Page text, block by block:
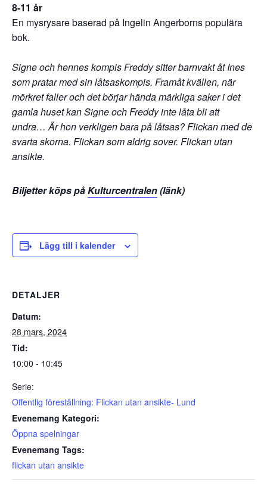
8-11 år
En mysrysare baserad på Ingelin Angerborns populära
bok.
Signe och hennes kompis Freddy sitter barnvakt åt Ines
som pratar med sin låtsaskompis. Framåt kvällen, när
mörkret faller och det börjar hända märkliga saker i det
gamla huset kan Signe och Freddy inte låta bli att
undra… Är hon verkligen bara på låtsas? Flickan med de
svarta skorna. Flickan som aldrig sover. Flickan utan
ansikte.
Biljetter köps påKulturcentralen(länk)
Lägg till i kalender
DETALJER
Datum:
28 mars, 2024
Tid:
10:00 - 10:45
Serie:
Offentlig föreställning: Flickan utan ansikte- Lund
Evenemang Kategori:
Öppna spelningar
Evenemang Tags:
flickan utan ansikte